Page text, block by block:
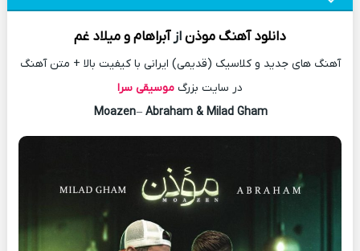
دانلود آهنگموذنازآبراهامو میلاد غم
آهنگ های جدید و کلاسیک (قدیمی) ایرانی با کیفیت بالا + متن آهنگ
در سایت بزرگ موسیقی سرا
Moazen– Abraham & Milad Gham